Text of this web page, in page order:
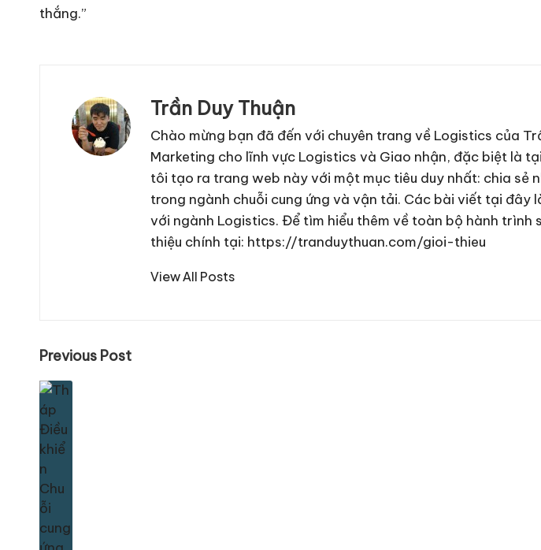
thắng.”
Trần Duy Thuận
Chào mừng bạn đã đến với chuyên trang về Logistics của
Marketing cho lĩnh vực Logistics và Giao nhận, đặc biệt là
tôi tạo ra trang web này với một mục tiêu duy nhất: chia sẻ
trong ngành chuỗi cung ứng và vận tải. Các bài viết tại đây
với ngành Logistics. Để tìm hiểu thêm về toàn bộ hành
thiệu chính tại: https://tranduythuan.com/gioi-thieu
View All Posts
Post
navigation
Previous Post